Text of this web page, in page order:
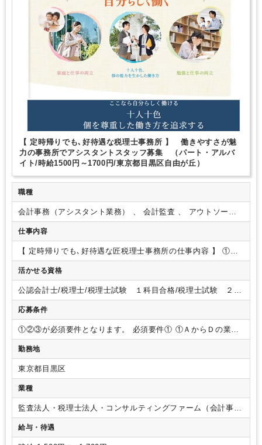
フルタイム 1日5時間以内でもOK 時短OK
1日7時間未満勤務OK 残業なし 扶養控除内 駅から徒歩5分以内
オフィスカジュアルOK 休憩室あり ドリンクサービスあり
バイク・自転車通勤OK 少人数の職場（所属部門の人数3人以下）
ルーティンワークがメイン 研修・資格取得支援 教育環境が充実
社内システム等のOJT 業務手順等のOJT 業界知識・専門用語等のOJT
完全週休2日制
【 定時帰りでも､好待遇な税理士事務所 】 働きやすさが魅
力の事務所でアシスタントスタッフ募集 （パート・アルバ
イト/時給1500円～1700円/東京都目黒区自由が丘）
職種
会計事務（アシスタント業務） 、 会計監査 、 アウトソーシ
ング・記帳代行
仕事内容
【 定時帰りでも､好待遇な匠税理士事務所の仕事内容 】
①自
動記帳システムを利用した会計処理②年末調整・法定調書・
償却資産税③年商５千万円までのお客様の月次決算
容について＞ ①からスタートし④を完了し会計部に異動しま
す。 前職の経験と適正により、
入社時に④からスタートの方
もいれば①からスタートの方もいます。
社後研修・レビュー制度があります。 【ポイント】■魅力①
残業なし！確定申告などの繁忙期も残業はございません！少
し暇が良い状態と考えており、多めの人員構成で対応してお
り、今回も忙しくならないように募集をしております。
業された場合は、全額支給いたします！
間相談可
16:00などご事情に合わせて柔軟にご対応いただけます！ ③研
修制度が充実しております！会計業務や法人税に関する研修
やブランクのある方に向けた研修などもご用意しております。
ご自身のペースに合わせて、無理なく研修を受講いただきま
す。 ■雰囲気所内では黙々と作業していただく環境です。お
活かせる資格
公認会計士/税理士/税理士試験 １科目合格/税理士試験 ２科
目合格/税理士試験 ３科目合格/税理士試験 ４科目合格/日商
簿記 １級/日商簿記 ２級
応募条件
①②③が必須要件となります。 必須要件① ①ＡからＤの業種
で正社員経験が３年以上ある方Ａ：会計事務所Ｂ：上場
企業の経理や財務・税務
員（税務） Ｄ：上記に準ずる仕事
経験不問､科目合格者限定
ある方
上合格 必須要件③③大卒又は税理士専門学校卒 以上
勤務地
東京都目黒区
業種
監査法人・税理士法人・コンサルティングファーム（会計事務
所）
給与・待遇